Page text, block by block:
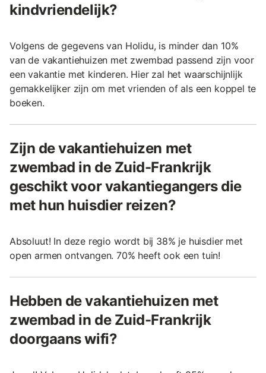
kindvriendelijk?
Volgens de gegevens van Holidu, is minder dan 10%
van de vakantiehuizen met zwembad passend zijn voor
een vakantie met kinderen. Hier zal het waarschijnlijk
gemakkelijker zijn om met vrienden of als een koppel te
boeken.
Zijn de vakantiehuizen met
zwembad in de Zuid-Frankrijk
geschikt voor vakantiegangers die
met hun huisdier reizen?
Absoluut! In deze regio wordt bij 38% je huisdier met
open armen ontvangen. 70% heeft ook een tuin!
Hebben de vakantiehuizen met
zwembad in de Zuid-Frankrijk
doorgaans wifi?